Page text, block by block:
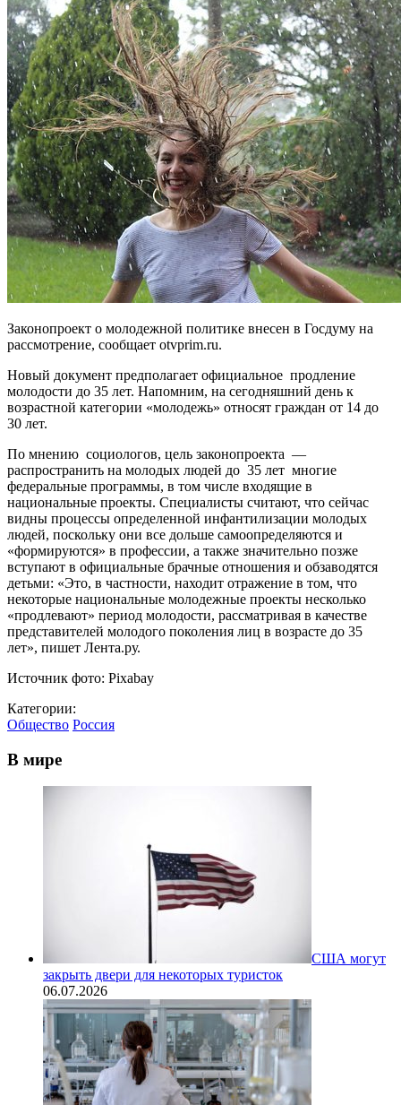
Законопроект о молодежной политике внесен в Госдуму на
рассмотрение, сообщает otvprim.ru.
Новый документ предполагает официальное продление
молодости до 35 лет. Напомним, на сегодняшний день к
возрастной категории «молодежь» относят граждан от 14 до
30 лет.
По мнению социологов, цель законопроекта —
распространить на молодых людей до 35 лет многие
федеральные программы, в том числе входящие в
национальные проекты. Специалисты считают, что сейчас
видны процессы определенной инфантилизации молодых
людей, поскольку они все дольше самоопределяются и
«формируются» в профессии, а также значительно позже
вступают в официальные брачные отношения и обзаводятся
детьми: «Это, в частности, находит отражение в том, что
некоторые национальные молодежные проекты несколько
«продлевают» период молодости, рассматривая в качестве
представителей молодого поколения лиц в возрасте до 35
лет», пишет Лента.ру.
Источник фото: Pixabay
Категории:
Общество Россия
В мире
США могут
закрыть двери для некоторых туристок
06.07.2026